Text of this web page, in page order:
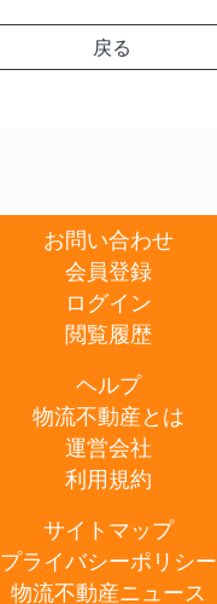
戻る
お問い合わせ
会員登録
ログイン
閲覧履歴
ヘルプ
物流不動産とは
運営会社
利用規約
サイトマップ
プライバシーポリシー
物流不動産ニュース